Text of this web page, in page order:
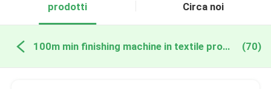
prodotti Circa noi
100m min finishing machine in textile produzione online (70)